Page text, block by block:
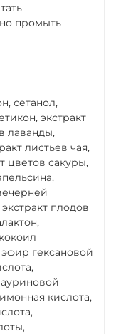
промыть
сетанол,
экстракт
лаванды,
листьев чая,
цветов сакуры,
плодов
гексановой
кислота,